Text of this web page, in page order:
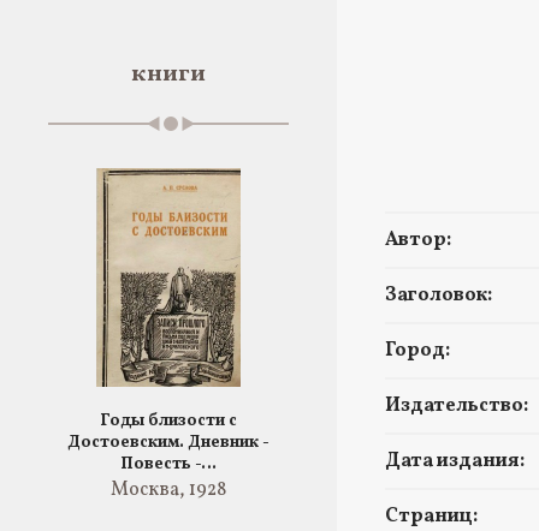
книги
Годы близости с
Достоевским. Дневник -
Повесть -…
Москва, 1928
Автор:
Заголовок:
Город:
Издательство:
Дата издания:
Страниц: